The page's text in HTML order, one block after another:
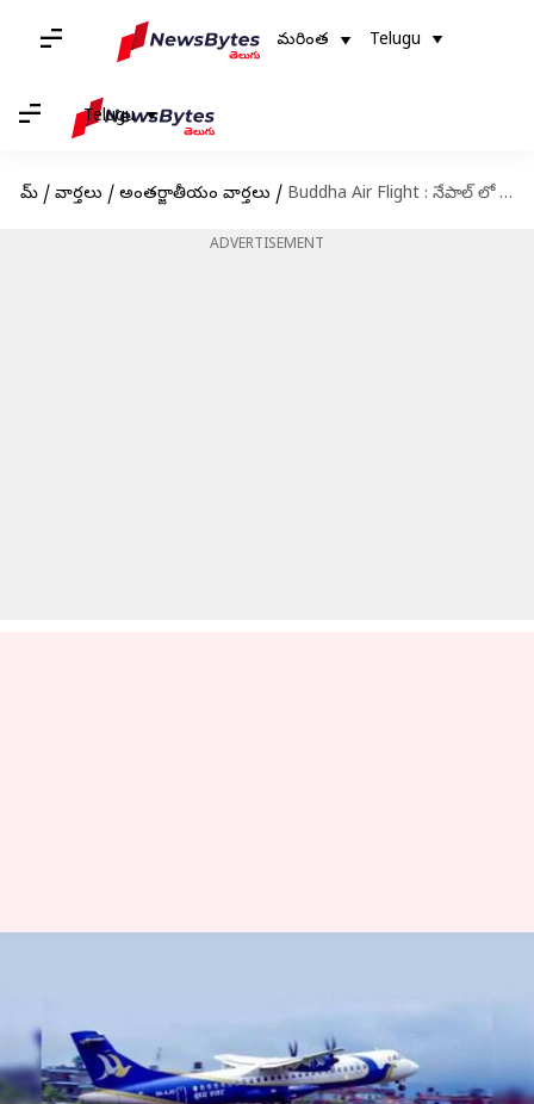
మరింత Telugu
Telugu
హోమ్ / వార్తలు / అంతర్జాతీయం వార్తలు / Buddha Air Flight : నేపాల్‌ లో విమానానికి తప్పిన పెను ప్రమాదం.. బుద్ధ ఎయిర్‌లైన్స్‌కు చెందిన విమానం ఇంజిన్‌లో మంటలు
ADVERTISEMENT
బుద్ధ ఎయిర్‌లైన్స్‌కు చెందిన విమానం
ఇంజిన్‌లో మంటలు